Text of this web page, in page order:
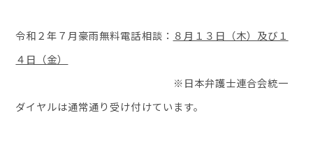
令和２年７月豪雨無料電話相談： ８月１３日（木）及び１
４日（金）
※日本弁護士連合会統一
ダイヤルは通常通り受け付けています。